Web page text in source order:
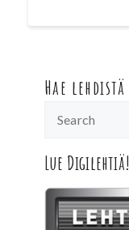
Hae lehdistä
Lue Digilehtiä!